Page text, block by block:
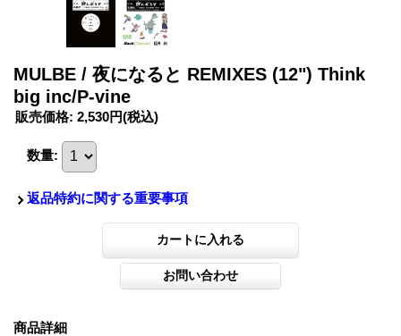
MULBE / 夜になると REMIXES (12") Think
big inc/P-vine
販売価格: 2,530円(税込)
数量:
返品特約に関する重要事項
商品詳細